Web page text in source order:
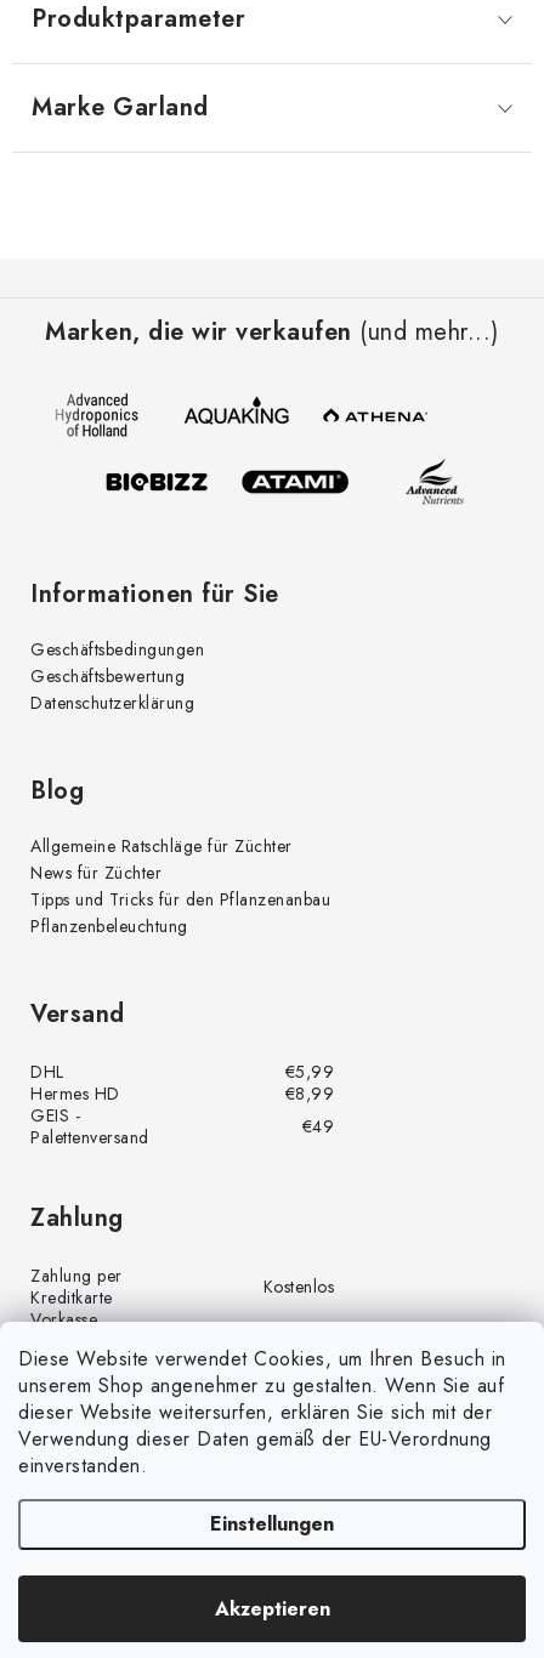
Diese Website verwendet Cookies, um Ihren Besuch in
unserem Shop angenehmer zu gestalten. Wenn Sie auf
dieser Website weitersurfen, erklären Sie sich mit der
Verwendung dieser Daten gemäß der EU-Verordnung
einverstanden.
Einstellungen
Akzeptieren
Produktparameter
Marke Garland
Marken, die wir verkaufen (und mehr...)
Informationen für Sie
Geschäftsbedingungen
Geschäftsbewertung
Datenschutzerklärung
Blog
Allgemeine Ratschläge für Züchter
News für Züchter
Tipps und Tricks für den Pflanzenanbau
Pflanzenbeleuchtung
Versand
DHL
€5,99
Hermes HD
€8,99
GEIS -
Palettenversand
€49
Zahlung
Zahlung per
Kreditkarte
Kostenlos
Vorkasse
Zahlung per PayPal
Kostenlos
Nachnahme
€4,00
Copyright 2026GrünGarten.de. Alle Rechte vorbehalten.Cookie-
Einstellungen ändern